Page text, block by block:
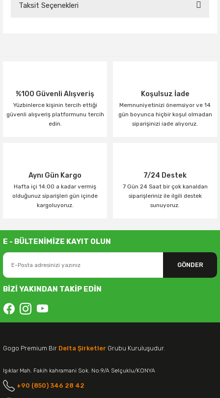
Taksit Seçenekleri
%100 Güvenli Alışveriş
Yüzbinlerce kişinin tercih ettiği
güvenli alışveriş platformunu tercih
edin.
Koşulsuz İade
Memnuniyetinizi önemsiyor ve 14
gün boyunca hiçbir koşul olmadan
siparişinizi iade alıyoruz.
Aynı Gün Kargo
Hafta içi 14:00 a kadar vermiş
olduğunuz siparişleri gün içinde
kargoluyoruz.
7/24 Destek
7 Gün 24 Saat bir çok kanaldan
siparişleriniz ile ilgili destek
sunuyoruz.
E - BÜLTENİMİZE KAYIT OLUN
GÖNDER
BİZİ YAKINDAN TAKİP EDİN
Gogo Premium Bir Delta Şirketler Grubu Kuruluşudur.
Işıklar Mah. Fakih kahramani Sok. No:9/A Selçuklu/KONYA
+90 (850) 346 28 42